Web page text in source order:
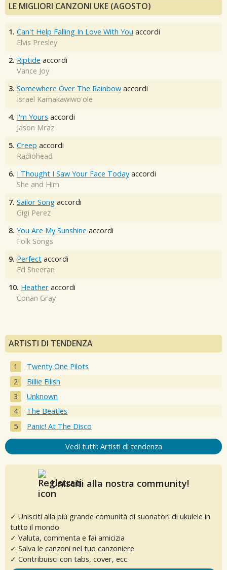
LE MIGLIORI CANZONI UKE (AGOSTO)
1. Can't Help Falling In Love With You accordi
Elvis Presley
2. Riptide accordi
Vance Joy
3. Somewhere Over The Rainbow accordi
Israel Kamakawiwo'ole
4. I'm Yours accordi
Jason Mraz
5. Creep accordi
Radiohead
6. I Thought I Saw Your Face Today accordi
She and Him
7. Sailor Song accordi
Gigi Perez
8. You Are My Sunshine accordi
Folk Songs
9. Perfect accordi
Ed Sheeran
10. Heather accordi
Conan Gray
ARTISTI DI TENDENZA
Twenty One Pilots
Billie Eilish
Unknown
The Beatles
Panic! At The Disco
Vedi tutti: Artisti di tendenza
Unisciti alla nostra community!
✓ Unisciti alla più grande comunità di suonatori di ukulele in
tutto il mondo
✓ Valuta, commenta e fai amicizia
✓ Salva le canzoni nel tuo canzoniere
✓ Contribuisci con tabs, cover, ecc.